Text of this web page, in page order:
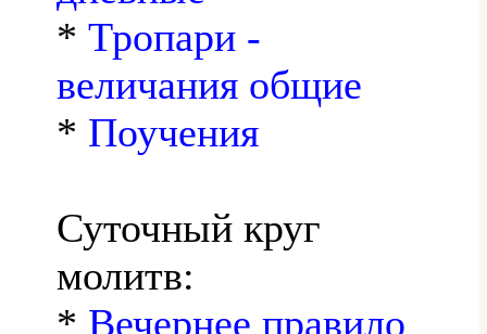
* Тропари -
величания общие
* Поучения
Суточный круг
молитв:
* Вечернее правило